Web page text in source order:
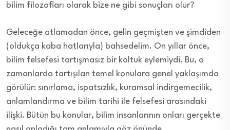
bilim filozofları olarak bize ne gibi sonuçları olur?
Geleceğe atlamadan önce, gelin geçmişten ve şimdiden
(oldukça kaba hatlarıyla) bahsedelim. On yıllar önce,
bilim felsefesi tartışmasız bir koltuk eylemiydi. Bu, o
zamanlarda tartışılan temel konulara genel yaklaşımda
görülür: sınırlama, ispatsızlık, kuramsal indirgemecilik,
anlamlandırma ve bilim tarihi ile felsefesi arasındaki
ilişki. Bütün bu konular, bilim insanlarının onları gerçekte